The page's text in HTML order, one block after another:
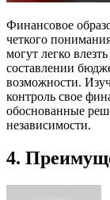
Финансовое
четкого
могут легко
составлении
возможности.
контроль свое
обоснованные
независимости.
4.